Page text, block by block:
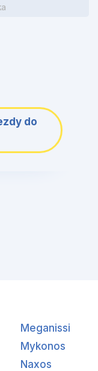
do
Meganissi
Mykonos
Naxos